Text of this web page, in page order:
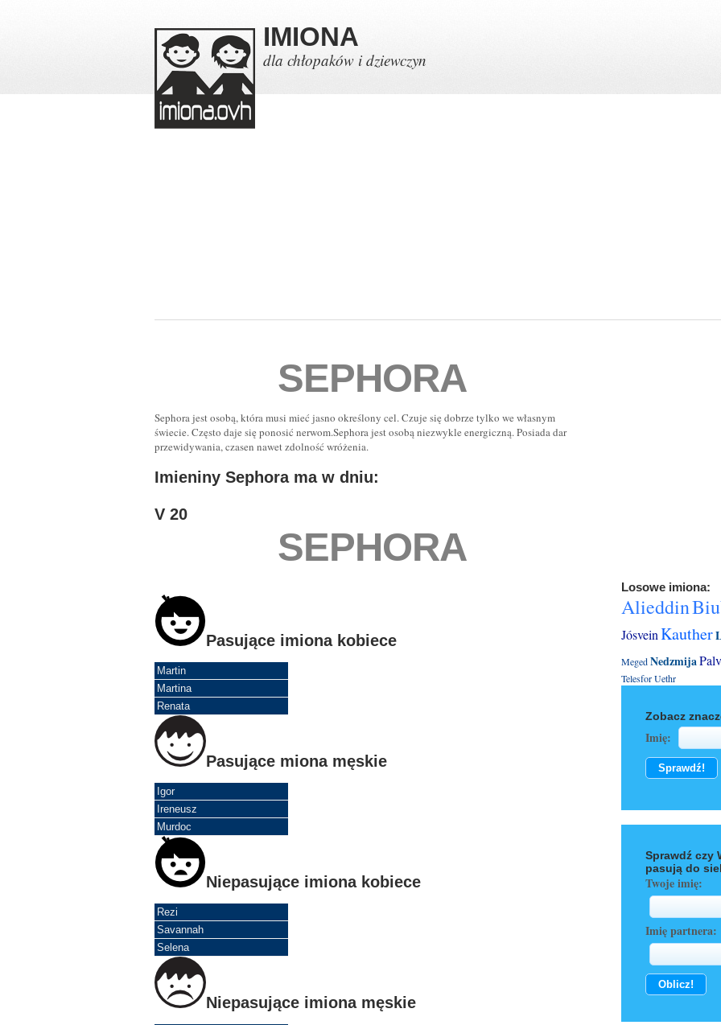
IMIONA
dla chłopaków i dziewczyn
SEPHORA
Sephora jest osobą, która musi mieć jasno określony cel. Czuje się dobrze tylko we własnym
świecie. Często daje się ponosić nerwom.Sephora jest osobą niezwykle energiczną. Posiada dar
przewidywania, czasen nawet zdolność wróżenia.
Imieniny Sephora ma w dniu:
V 20
SEPHORA
Pasujące imiona kobiece
Martin
Martina
Renata
Pasujące miona męskie
Igor
Ireneusz
Murdoc
Niepasujące imiona kobiece
Rezi
Savannah
Selena
Niepasujące imiona męskie
Losowe imiona:
Alieddin
JósveinKauther
MegedNedzmija
TelesforUethr
Zobacz
Imię:
Sprawdź czy
pasują do
Twoje imię:
Imię partnera: